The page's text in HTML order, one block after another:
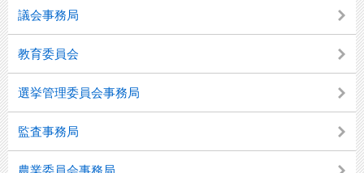
議会事務局
教育委員会
選挙管理委員会事務局
監査事務局
農業委員会事務局